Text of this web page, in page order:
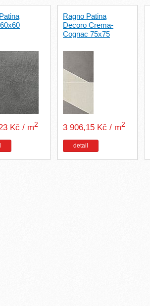
Kč / m2
Ragno Patina
Decoro Crema-
Cognac 75x75
3 906,15 Kč / m2
detail